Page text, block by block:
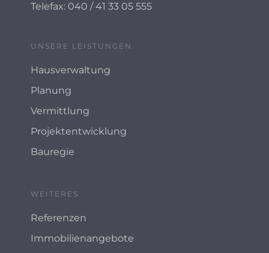
Telefax: 040 / 41 33 05 555
UNSERE LEISTUNGEN
Hausverwaltung
Planung
Vermittlung
Projektentwicklung
Bauregie
WEITERES
Referenzen
Immobilienangebote